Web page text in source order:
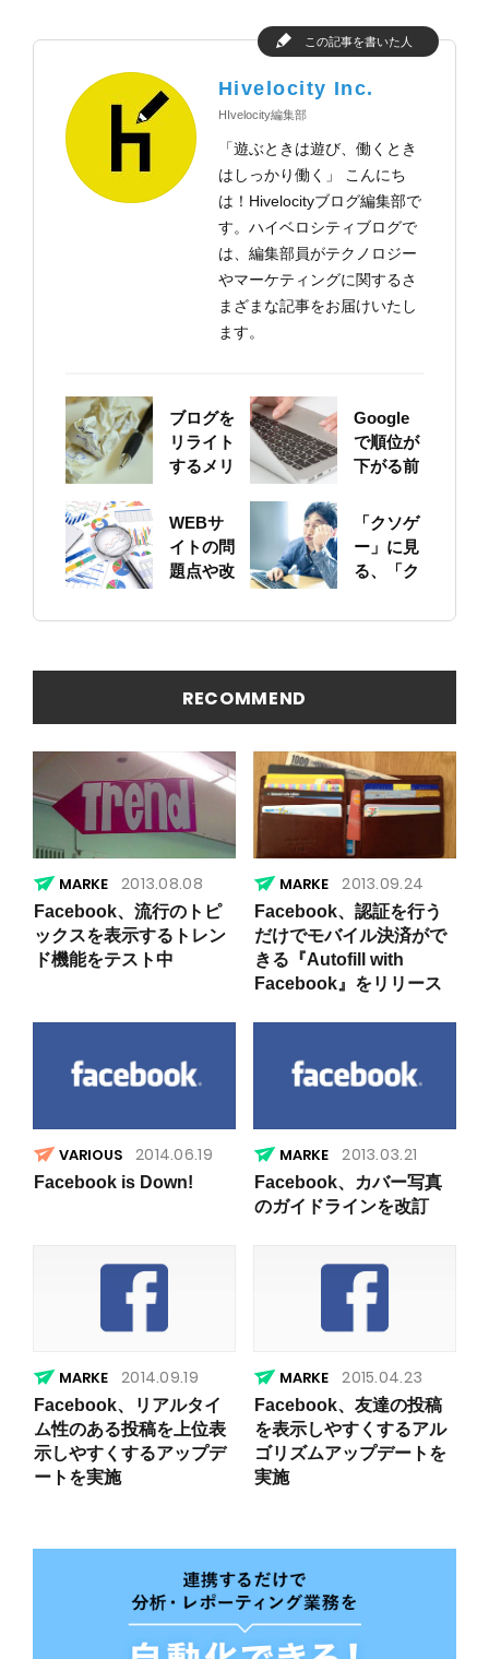
この記事を書いた人
Hivelocity Inc.
HIvelocity編集部
「遊ぶときは遊び、働くとき
はしっかり働く」 こんにち
は！Hivelocityブログ編集部で
す。ハイベロシティブログで
は、編集部員がテクノロジー
やマーケティングに関するさ
まざまな記事をお届けいたし
ます。
ブログを
リライト
するメリ
いて
Google
で順位が
下がる前
のサイト
をちゃん
と確認し
WEBサ
イトの問
題点や改
トの概要
見つける
方法
「クソゲ
ー」に見
る、「ク
ト」の原
RECOMMEND
2013.08.08
Facebook、流行のトピ
ックスを表示するトレン
ド機能をテスト中
2013.09.24
Facebook、認証を行う
だけでモバイル決済がで
きる『Autofill with
Facebook』をリリース
VARIOUS 2014.06.19
Facebook is Down!
2013.03.21
Facebook、カバー写真
のガイドラインを改訂
2014.09.19
Facebook、リアルタイ
ム性のある投稿を上位表
示しやすくするアップデ
ートを実施
2015.04.23
Facebook、友達の投稿
を表示しやすくするアル
ゴリズムアップデートを
実施